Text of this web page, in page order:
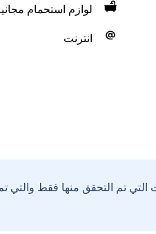
لوازم استحمام
انترنت
تم التحقق منها فقط والتي